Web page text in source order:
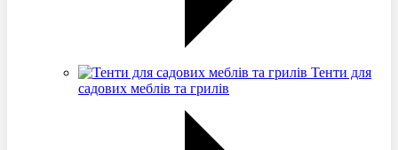
Тенти для
садових меблів та грилів